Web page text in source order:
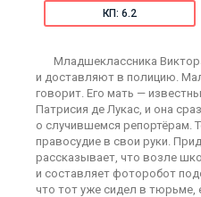
КП: 6.2
Младшеклассника
и доставляют в полицию.
говорит. Его мать —
Патрисия де Лукас, и она
о случившемся репортёрам.
правосудие в свои руки.
рассказывает, что возле
и составляет фоторобот
что тот уже сидел в тюрьме,